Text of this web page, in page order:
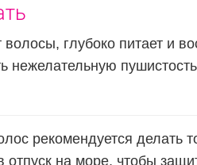
глубоко питает и
нежелательную
рекомендуется делать
отпуск на море, чтобы